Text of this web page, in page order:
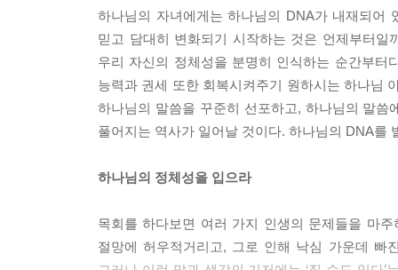
의지만으로는 우리가 서운한 감정을 이겨낼 수 없
리고 살아 계신 하나님을 꾸준히 찬송해보자. 그
보자. 그러면 내 생각과 감정이 점점 하나님의 말
--- p.106
사람을 주시는 것은 나를 성장시키려는 깊은 계
--- p.120
하나님의 자녀에게는 하나님의 DNA가 내재되어
믿고 담대히 변화되기 시작하는 것은 언제부터
우리 자신의 정체성을 분명히 인식하는 순간부
능력과 권세 또한 회복시켜주기 원하시는 하나님
하나님의 말씀을 꾸준히 선포하고, 하나님의 말
풀어지는 역사가 일어날 것이다. 하나님의 DNA를
하나님의 정체성을 입으라
목회를 하다보면 여러 가지 인생의 문제들을 마
절망에 허우적거리고, 그로 인해 낙심 가운데 빠